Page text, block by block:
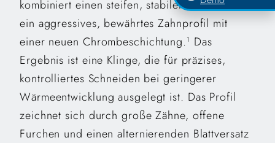
kombiniert einen steifen, stabilen Körper und
ein aggressives, bewährtes Zahnprofil mit
einer neuen Chrombeschichtung.1 Das
Ergebnis ist eine Klinge, die für präzises,
kontrolliertes Schneiden bei geringerer
Wärmeentwicklung ausgelegt ist. Das Profil
zeichnet sich durch große Zähne, offene
Furchen und einen alternierenden Blattversatz